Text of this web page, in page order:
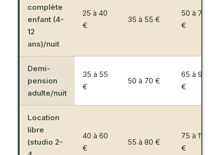
complète
enfant (4-
12
ans)/nuit
25 à 40
€
35 à 55 €
50 à 75
€
Demi-
pension
adulte/nuit
35 à 55
€
50 à 70 €
65 à 95
€
Location
libre
(studio 2-
40 à 60
€
55 à 80 €
75 à 110
€